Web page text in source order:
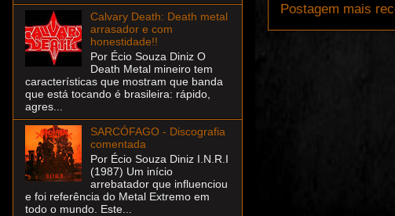
Postagem mais
Calvary Death: Death metal
arrasador e com
honestidade!!
Por Écio Souza Diniz O
Death Metal mineiro tem
características que mostram que banda
que está tocando é brasileira: rápido,
agres...
SARCÓFAGO - Discografia
comentada
Por Écio Souza Diniz I.N.R.I
(1987) Um início
arrebatador que influenciou
e foi referência do Metal Extremo em
todo o mundo. Este...